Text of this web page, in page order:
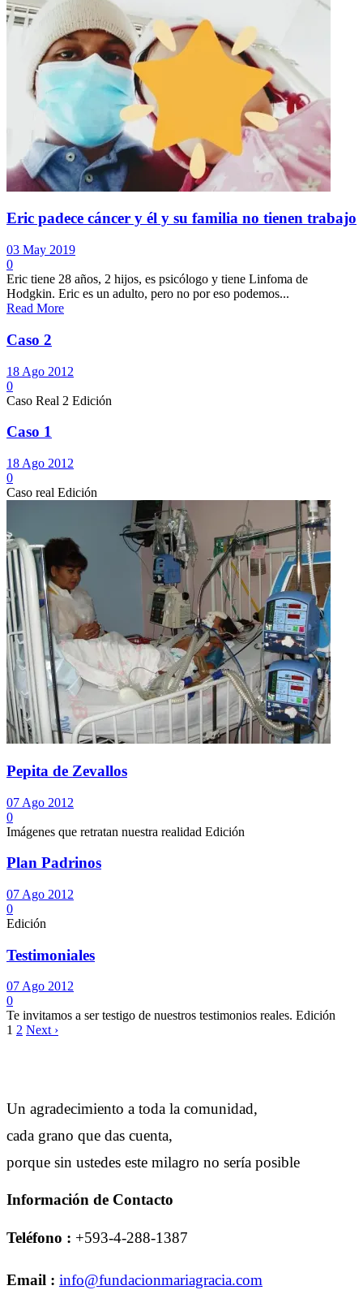
Eric padece cáncer y él y su familia no tienen trabajo
03 May 2019
0
Eric tiene 28 años, 2 hijos, es psicólogo y tiene Linfoma de
Hodgkin. Eric es un adulto, pero no por eso podemos...
Read More
Caso 2
18 Ago 2012
0
Caso Real 2 Edición
Caso 1
18 Ago 2012
0
Caso real Edición
Pepita de Zevallos
07 Ago 2012
0
Imágenes que retratan nuestra realidad Edición
Plan Padrinos
07 Ago 2012
0
Edición
Testimoniales
07 Ago 2012
0
Te invitamos a ser testigo de nuestros testimonios reales. Edición
1 2 Next ›
Un agradecimiento a toda la comunidad,
cada grano que das cuenta,
porque sin ustedes este milagro no sería posible
Información de Contacto
Teléfono : +593-4-288-1387
Email : info@fundacionmariagracia.com